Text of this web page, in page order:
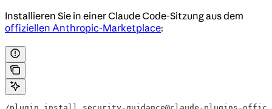
Installieren Sie in einer Claude Code-Sitzung aus dem
offiziellen Anthropic-Marketplace: